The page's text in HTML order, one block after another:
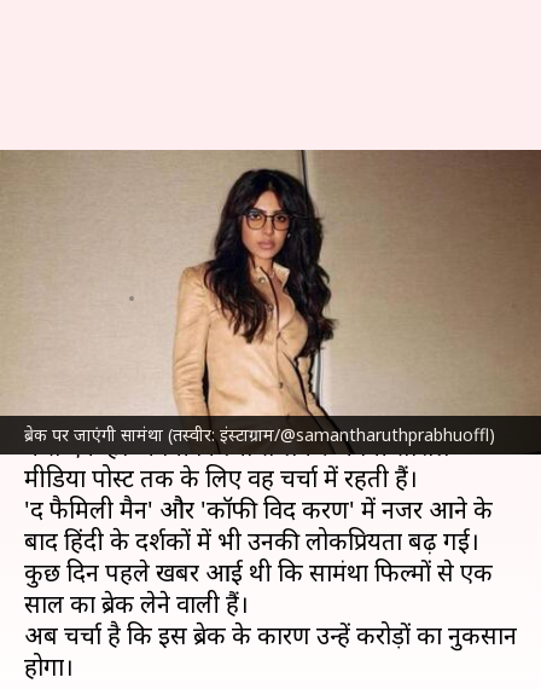
ब्रेक पर जाएंगी सामंथा (तस्वीर: इंस्टाग्राम/@samantharuthprabhuoffl)
कामकाज के ब्रेक के कारण सामंथा रुथ
प्रभु को होगा 12 करोड़ रुपये का
नुकसान- रिपोर्ट
Jul 20, 2023 03:46 pm
सामंथा रुथ प्रभुइन दिनों सबसे चर्चित भारतीय अभिनेत्रियों
में से एक हैं। अपनी फिल्मों से लेकर अपनी सोशल
मीडिया पोस्ट तक के लिए वह चर्चा में रहती हैं।
'द फैमिली मैन' और 'कॉफी विद करण' में नजर आने के
बाद हिंदी के दर्शकों में भी उनकी लोकप्रियता बढ़ गई।
कुछ दिन पहले खबर आई थी कि सामंथा फिल्मों से एक
साल का ब्रेक लेने वाली हैं।
अब चर्चा है कि इस ब्रेक के कारण उन्हें करोड़ों का नुकसान